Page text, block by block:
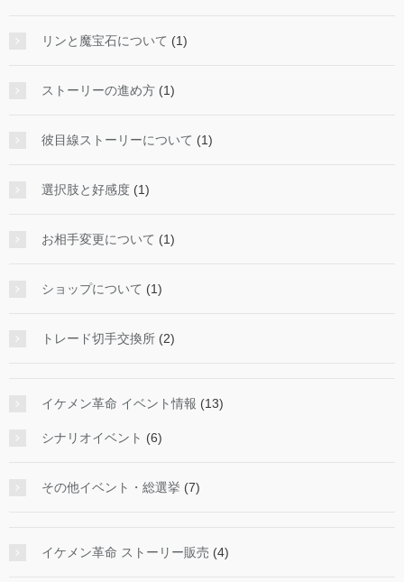
リンと魔宝石について (1)
ストーリーの進め方 (1)
彼目線ストーリーについて (1)
選択肢と好感度 (1)
お相手変更について (1)
ショップについて (1)
トレード切手交換所 (2)
イケメン革命 イベント情報 (13)
シナリオイベント (6)
その他イベント・総選挙 (7)
イケメン革命 ストーリー販売 (4)